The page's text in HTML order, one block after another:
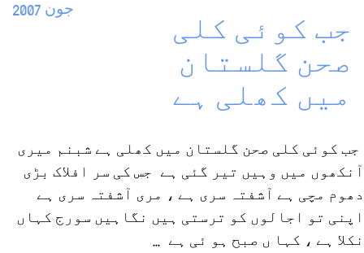
جون 2007
جب کوئی کلی
صحن گلستان
میں کھلی ہے
جب کوئی کلی صحن گلستان میں کھلی ہے شبنم میری
آنکھوں میں وہیں تیر گئی ہے جس کی سر افلاک بڑی
دھوم مچی ہے آشفتہ سری ہے ، مری آشفتہ سری ہے
اپنی تو اجالوں کو ترستی ہیں نگاہیں سورج کہاں
نکلا ہے ، کہا ں صبح ہو ئی ہے ...